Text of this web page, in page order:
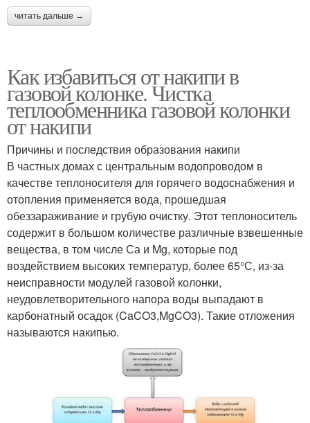
читать дальше →
Как избавиться от накипи в
газовой колонке. Чистка
теплообменника газовой колонки
от накипи
Причины и последствия образования накипи
В частных домах с центральным водопроводом в
качестве теплоносителя для горячего водоснабжения и
отопления применяется вода, прошедшая
обеззараживание и грубую очистку. Этот теплоноситель
содержит в большом количестве различные взвешенные
вещества, в том числе Са и Mg, которые под
воздействием высоких температур, более 65°С, из-за
неисправности модулей газовой колонки,
неудовлетворительного напора воды выпадают в
карбонатный осадок (CaCO3,MgCO3). Такие отложения
называются накипью.